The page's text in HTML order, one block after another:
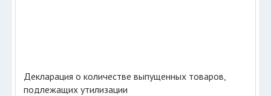
Декларация о количестве выпущенных товаров,
подлежащих утилизации